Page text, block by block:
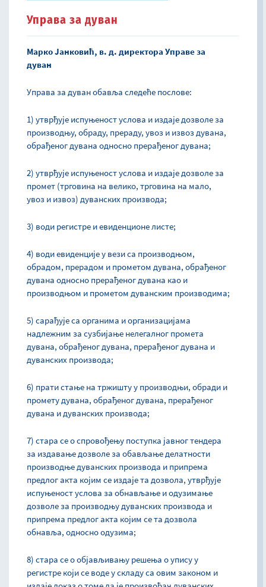
Управа за дуван
Марко Јанковић, в. д. директора Управе за
дуван
Управа за дуван обавља следеће послове:
1) утврђује испуњеност услова и издаје дозволе за
производњу, обраду, прераду, увоз и извоз дувана,
обрађеног дувана односно прерађеног дувана;
2) утврђује испуњеност услова и издаје дозволе за
промет (трговина на велико, трговина на мало,
увоз и извоз) дуванских производа;
3) води регистре и евиденционе листе;
4) води евиденције у вези са производњом,
обрадом, прерадом и прометом дувана, обрађеног
дувана односно прерађеног дувана као и
производњом и прометом дуванским производима;
5) сарађује са органима и организацијама
надлежним за сузбијање нелегалног промета
дувана, обрађеног дувана, прерађеног дувана и
дуванских производа;
6) прати стање на тржишту у производњи, обради и
промету дувана, обрађеног дувана, прерађеног
дувана и дуванских производа;
7) стара се о спровођењу поступка јавног тендера
за издавање дозволе за обављање делатности
производње дуванских производа и припрема
предлог акта којим се издаје та дозвола, утврђује
испуњеност услова за обнављање и одузимање
дозволе за производњу дуванских производа и
припрема предлог акта којим се та дозвола
обнавља, односно одузима;
8) стара се о објављивању решења о упису у
регистре који се воде у складу са овим законом и